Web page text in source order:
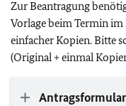
Zur Beantragung
Vorlage beim Termin
einfacher Kopien. Bitte
(Original + einmal